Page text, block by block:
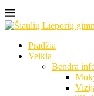
Pradžia
Veikla
Bendra